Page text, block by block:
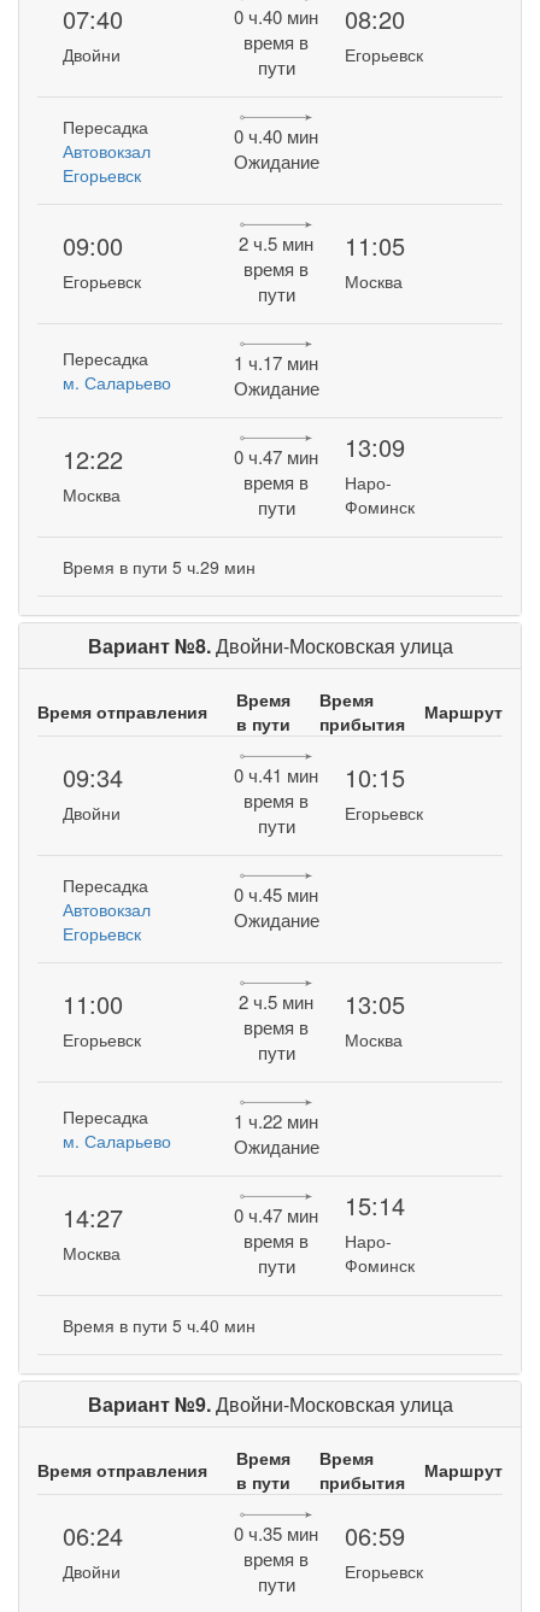
07:40
Двойни
0 ч.40 мин
время в
пути
08:20
Егорьевск
Пересадка
Автовокзал
Егорьевск
0 ч.40 мин
Ожидание
09:00
Егорьевск
2 ч.5 мин
время в
пути
11:05
Москва
Пересадка
м. Саларьево
1 ч.17 мин
Ожидание
12:22
Москва
0 ч.47 мин
время в
пути
13:09
Наро-
Фоминск
Время в пути 5 ч.29 мин
Вариант №8.Двойни-Московская улица
Время отправления
Время
в пути
Время
прибытия
Маршрут
09:34
Двойни
0 ч.41 мин
время в
пути
10:15
Егорьевск
Пересадка
Автовокзал
Егорьевск
0 ч.45 мин
Ожидание
11:00
Егорьевск
2 ч.5 мин
время в
пути
13:05
Москва
Пересадка
м. Саларьево
1 ч.22 мин
Ожидание
14:27
Москва
0 ч.47 мин
время в
пути
15:14
Наро-
Фоминск
Время в пути 5 ч.40 мин
Вариант №9.Двойни-Московская улица
Время отправления
Время
в пути
Время
прибытия
Маршрут
06:24
Двойни
0 ч.35 мин
время в
пути
06:59
Егорьевск